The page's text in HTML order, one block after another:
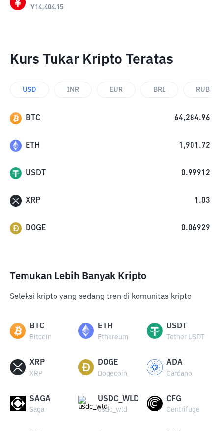
¥14,404.15
Kurs Tukar Kripto Teratas
USD INR EUR BRL RUB
BTC 64,284.96
ETH 1,901.72
USDT 0.99912
XRP 1.03
DOGE 0.06929
Temukan Lebih Banyak Kripto
Seleksi kripto yang sedang tren di komunitas kripto
BTC
Bitcoin
ETH
Ethereum
USDT
Tether USDT
XRP
XRP
DOGE
Dogecoin
ADA
Cardano
SAGA
Saga
USDC_WLD
usdc_wld
CFG
Centrifuge